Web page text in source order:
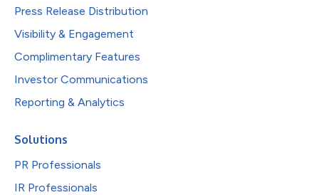
Press Release Distribution
Visibility & Engagement
Complimentary Features
Investor Communications
Reporting & Analytics
Solutions
PR Professionals
IR Professionals